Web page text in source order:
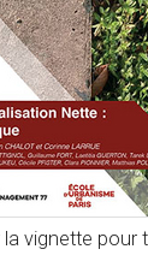
la vignette pour